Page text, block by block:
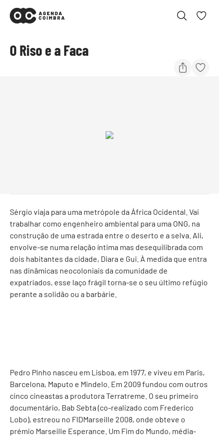
O Riso e a Faca
Sérgio viaja para uma metrópole da África Ocidental. Vai
trabalhar como engenheiro ambiental para uma ONG, na
construção de uma estrada entre o deserto e a selva. Ali,
envolve-se numa relação íntima mas desequilibrada com
dois habitantes da cidade, Diara e Gui. À medida que entra
nas dinâmicas neocoloniais da comunidade de
expatriados, esse laço frágil torna-se o seu último refúgio
perante a solidão ou a barbárie.
Pedro Pinho nasceu em Lisboa, em 1977, e viveu em Paris,
Barcelona, Maputo e Mindelo. Em 2009 fundou com outros
cinco cineastas a produtora Terratreme. O seu primeiro
documentário, Bab Sebta (co-realizado com Frederico
Lobo), estreou no FIDMarseille 2008, onde obteve o
prémio Marseille Esperance. Um Fim do Mundo, média-